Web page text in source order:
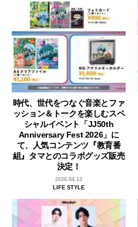
時代、世代をつなぐ音楽とファ
ッション＆トークを楽しむスペ
シャルイベント「JJ50th
Anniversary Fest 2026」に
て、人気コンテンツ『教育番
組』タマとのコラボグッズ販売
決定！
2026.04.13
LIFE STYLE